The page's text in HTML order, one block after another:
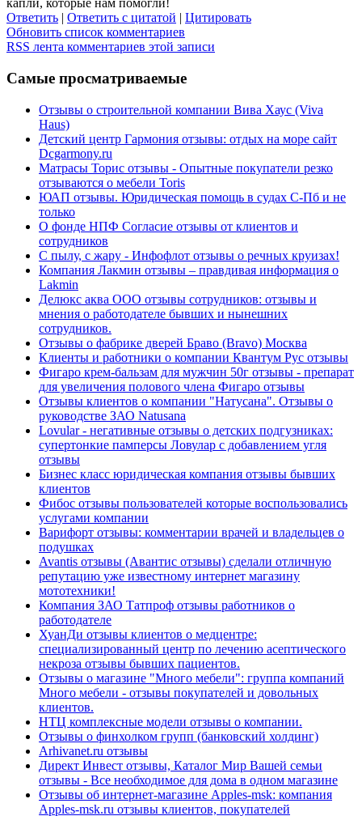
капли, которые нам помогли!
Ответить | Ответить с цитатой | Цитировать
Обновить список комментариев
RSS лента комментариев этой записи
Cамые просматриваемые
Отзывы о строительной компании Вива Хаус (Viva
Haus)
Детский центр Гармония отзывы: отдых на море сайт
Dcgarmony.ru
Матрасы Торис отзывы - Опытные покупатели резко
отзываются о мебели Toris
ЮАП отзывы. Юридическая помощь в судах С-Пб и не
только
О фонде НПФ Согласие отзывы от клиентов и
сотрудников
С пылу, с жару - Инфофлот отзывы о речных круизах!
Компания Лакмин отзывы – правдивая информация о
Lakmin
Делюкс аква ООО отзывы сотрудников: отзывы и
мнения о работодателе бывших и нынешних
сотрудников.
Отзывы о фабрике дверей Браво (Bravo) Москва
Клиенты и работники о компании Квантум Рус отзывы
Фигаро крем-бальзам для мужчин 50г отзывы - препарат
для увеличения полового члена Фигаро отзывы
Отзывы клиентов о компании "Натусана". Отзывы о
руководстве ЗАО Natusana
Lovular - негативные отзывы о детских подгузниках:
супертонкие памперсы Ловулар с добавлением угля
отзывы
Бизнес класс юридическая компания отзывы бывших
клиентов
Фибос отзывы пользователей которые воспользовались
услугами компании
Варифорт отзывы: комментарии врачей и владельцев о
подушках
Avantis отзывы (Авантис отзывы) сделали отличную
репутацию уже известному интернет магазину
мототехники!
Компания ЗАО Татпроф отзывы работников о
работодателе
ХуанДи отзывы клиентов о медцентре:
специализированный центр по лечению асептического
некроза отзывы бывших пациентов.
Отзывы о магазине "Много мебели": группа компаний
Много мебели - отзывы покупателей и довольных
клиентов.
НТЦ комплексные модели отзывы о компании.
Отзывы о финхолком групп (банковский холдинг)
Arhivanet.ru отзывы
Директ Инвест отзывы, Каталог Мир Вашей семьи
отзывы - Все необходимое для дома в одном магазине
Отзывы об интернет-магазине Apples-msk: компания
Apples-msk.ru отзывы клиентов, покупателей